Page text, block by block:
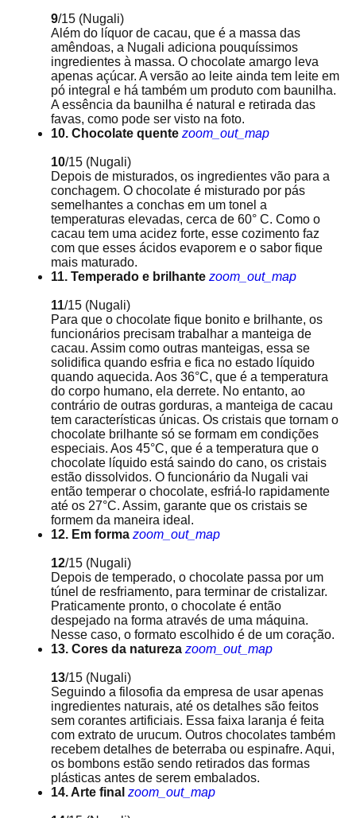
9/15 (Nugali)
Além do líquor de cacau, que é a massa das
amêndoas, a Nugali adiciona pouquíssimos
ingredientes à massa. O chocolate amargo leva
apenas açúcar. A versão ao leite ainda tem leite em
pó integral e há também um produto com baunilha.
A essência da baunilha é natural e retirada das
favas, como pode ser visto na foto.
10. Chocolate quente zoom_out_map
10/15 (Nugali)
Depois de misturados, os ingredientes vão para a
conchagem. O chocolate é misturado por pás
semelhantes a conchas em um tonel a
temperaturas elevadas, cerca de 60° C. Como o
cacau tem uma acidez forte, esse cozimento faz
com que esses ácidos evaporem e o sabor fique
mais maturado.
11. Temperado e brilhante zoom_out_map
11/15 (Nugali)
Para que o chocolate fique bonito e brilhante, os
funcionários precisam trabalhar a manteiga de
cacau. Assim como outras manteigas, essa se
solidifica quando esfria e fica no estado líquido
quando aquecida. Aos 36°C, que é a temperatura
do corpo humano, ela derrete. No entanto, ao
contrário de outras gorduras, a manteiga de cacau
tem características únicas. Os cristais que tornam o
chocolate brilhante só se formam em condições
especiais. Aos 45°C, que é a temperatura que o
chocolate líquido está saindo do cano, os cristais
estão dissolvidos. O funcionário da Nugali vai
então temperar o chocolate, esfriá-lo rapidamente
até os 27°C. Assim, garante que os cristais se
formem da maneira ideal.
12. Em forma zoom_out_map
12/15 (Nugali)
Depois de temperado, o chocolate passa por um
túnel de resfriamento, para terminar de cristalizar.
Praticamente pronto, o chocolate é então
despejado na forma através de uma máquina.
Nesse caso, o formato escolhido é de um coração.
13. Cores da natureza zoom_out_map
13/15 (Nugali)
Seguindo a filosofia da empresa de usar apenas
ingredientes naturais, até os detalhes são feitos
sem corantes artificiais. Essa faixa laranja é feita
com extrato de urucum. Outros chocolates também
recebem detalhes de beterraba ou espinafre. Aqui,
os bombons estão sendo retirados das formas
plásticas antes de serem embalados.
14. Arte final zoom_out_map